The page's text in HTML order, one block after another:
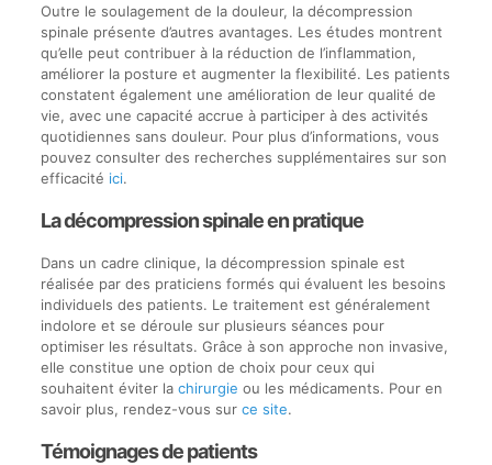
Outre le soulagement de la douleur, la décompression
spinale présente d’autres avantages. Les études montrent
qu’elle peut contribuer à la réduction de l’inflammation,
améliorer la posture et augmenter la flexibilité. Les patients
constatent également une amélioration de leur qualité de
vie, avec une capacité accrue à participer à des activités
quotidiennes sans douleur. Pour plus d’informations, vous
pouvez consulter des recherches supplémentaires sur son
efficacité ici.
La décompression spinale en pratique
Dans un cadre clinique, la décompression spinale est
réalisée par des praticiens formés qui évaluent les besoins
individuels des patients. Le traitement est généralement
indolore et se déroule sur plusieurs séances pour
optimiser les résultats. Grâce à son approche non invasive,
elle constitue une option de choix pour ceux qui
souhaitent éviter la chirurgie ou les médicaments. Pour en
savoir plus, rendez-vous sur ce site.
Témoignages de patients